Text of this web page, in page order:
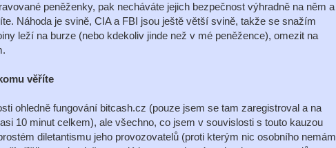
peněženky, pak necháváte jejich bezpečnost výhradně na něm a
Náhoda je svině, CIA a FBI jsou ještě větší svině, takže se snažím
leží na burze (nebo kdekoliv jinde než v mé peněžence), omezit na
věříte
ohledně fungování bitcash.cz (pouze jsem se tam zaregistroval a na
10 minut celkem), ale všechno, co jsem v souvislosti s touto kauzou
diletantismu jeho provozovatelů (proti kterým nic osobního nemám